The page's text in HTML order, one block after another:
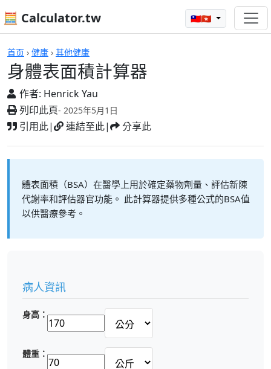
🧮 Calculator.tw 🇹🇼🇭🇰
首页 › 健康 › 其他健康
身體表面積計算器
作者: Henrick Yau
列印此頁- 2025年5月1日
引用此| 連結至此| 分享此
計算機
體表面積（BSA）在醫學上用於確定藥物劑量、評估新陳
代謝率和評估器官功能。 此計算器提供多種公式的BSA值
以供醫療參考。
病人資訊
身高：
體重：